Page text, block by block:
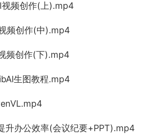
频创作(上).mp4
频创作(中).mp4
频创作(下).mp4
生图教程.mp4
升办公效率(会议纪要+PPT).mp4